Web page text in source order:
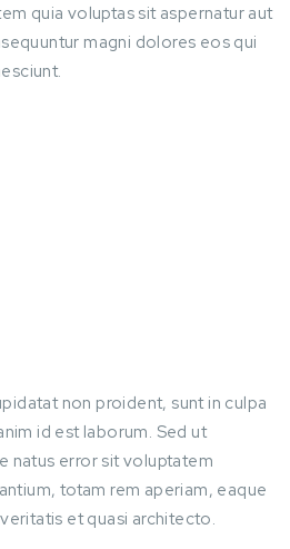
quia voluptas sit aspernatur aut
magni dolores eos qui
non proident, sunt in culpa
id est laborum. Sed ut
natus error sit voluptatem
totam rem aperiam, eaque
et quasi architecto.